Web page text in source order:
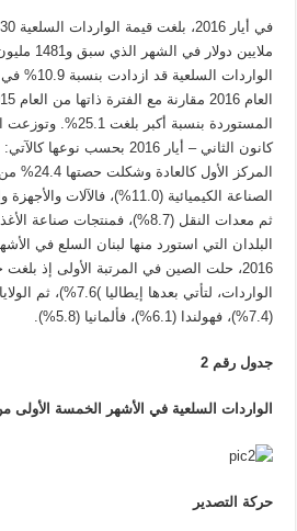
الواردات
المستوردة بنسبة
كانون الثاني – أيار 2016 بحسب
المركز
البلدان التي استورد منها لبنان السلع في
الواردات، لتأتي بعدها
(7.4%)، فهولندا (6.1%)، فألمانيا (5.8%).
جدول رقم 2
الواردات السلعية في الأشهر الخمسة الأولى من
حركة التصدير